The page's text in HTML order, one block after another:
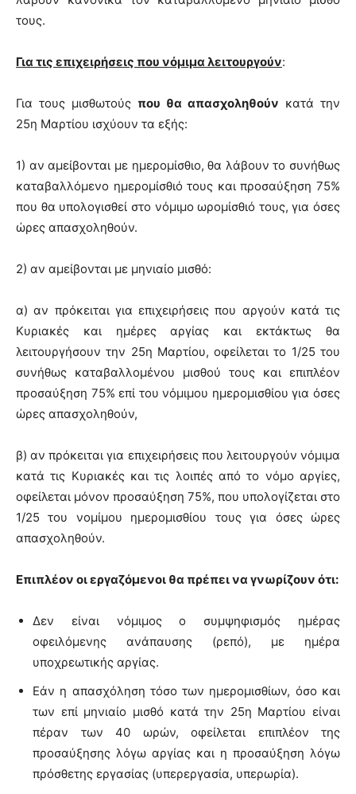
τους.
Για τις επιχειρήσεις που νόμιμα λειτουργούν:
Για τους μισθωτούς που θα απασχοληθούν κατά την
25η Μαρτίου ισχύουν τα εξής:
1) αν αμείβονται με ημερομίσθιο, θα λάβουν το συνήθως
καταβαλλόμενο ημερομίσθιό τους και προσαύξηση 75%
που θα υπολογισθεί στο νόμιμο ωρομίσθιό τους, για όσες
ώρες απασχοληθούν.
2) αν αμείβονται με μηνιαίο μισθό:
α) αν πρόκειται για επιχειρήσεις που αργούν κατά τις
Κυριακές και ημέρες αργίας και εκτάκτως θα
λειτουργήσουν την 25η Μαρτίου, οφείλεται το 1/25 του
συνήθως καταβαλλομένου μισθού τους και επιπλέον
προσαύξηση 75% επί του νόμιμου ημερομισθίου για όσες
ώρες απασχοληθούν,
β) αν πρόκειται για επιχειρήσεις που λειτουργούν νόμιμα
κατά τις Κυριακές και τις λοιπές από το νόμο αργίες,
οφείλεται μόνον προσαύξηση 75%, που υπολογίζεται στο
1/25 του νομίμου ημερομισθίου τους για όσες ώρες
απασχοληθούν.
Επιπλέον οι εργαζόμενοι θα πρέπει να γνωρίζουν ότι:
Δεν είναι νόμιμος ο συμψηφισμός ημέρας
οφειλόμενης ανάπαυσης (ρεπό), με ημέρα
υποχρεωτικής αργίας.
Εάν η απασχόληση τόσο των ημερομισθίων, όσο και
των επί μηνιαίο μισθό κατά την 25η Μαρτίου είναι
πέραν των 40 ωρών, οφείλεται επιπλέον της
προσαύξησης λόγω αργίας και η προσαύξηση λόγω
πρόσθετης εργασίας (υπερεργασία, υπερωρία).